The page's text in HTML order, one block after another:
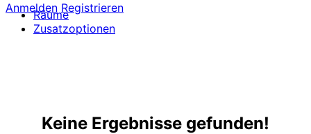
Anmelden Registrieren
Räume
Zusatzoptionen
Keine Ergebnisse gefunden!